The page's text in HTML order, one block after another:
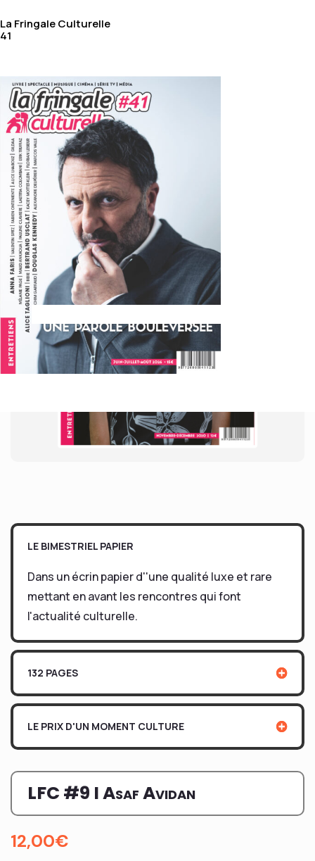
La Fringale Culturelle
41
HOME/ACHETER AU NUMÉRO
CULTURELLE/ LFC #9 I ASAF AVIDAN
LE BIMESTRIEL PAPIER
Dans un écrin papier d''une qualité luxe et rare
mettant en avant les rencontres qui font
l'actualité culturelle.
132 PAGES
LE PRIX D'UN MOMENT CULTURE
LFC #9 I Asaf Avidan
12,00€